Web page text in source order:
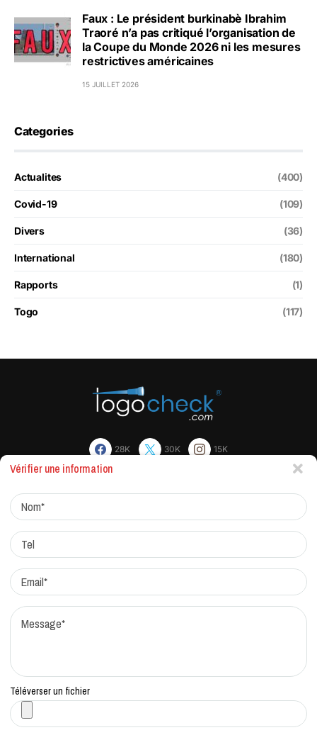
Faux : Le président burkinabè Ibrahim
Traoré n’a pas critiqué l’organisation de
la Coupe du Monde 2026 ni les mesures
restrictives américaines
15 JUILLET 2026
Categories
Actualites (400)
Covid-19 (109)
Divers (36)
International (180)
Rapports (1)
Togo (117)
28K 30K 15K
Protocole de correction
Vérifier une information
Téléverser un fichier